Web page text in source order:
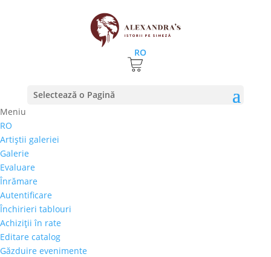
RO
Selectează o Pagină
Meniu
RO
Artiştii galeriei
Galerie
Evaluare
Înrămare
Autentificare
Închirieri tablouri
Achiziţii în rate
Editare catalog
Găzduire evenimente
Prima pagină⚊Magazin
Marcel Thiele – „Royal
07”
500,00
Selectează rata |
3 luni
6 luni
9 luni
12 luni